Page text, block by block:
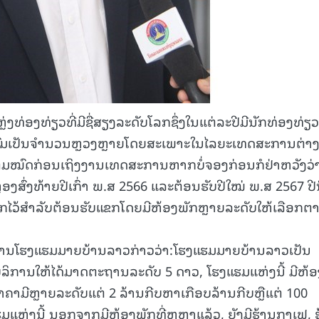
ງທ່ອງທ່ຽວທີ່ມີຊື່ສຽງລະດັບໂລກຊຶ່ງໃນແຕ່ລະປີມີນັກທ່ອງທ່ຽ
ເປັນຈຳນວນຫຼວງຫຼາຍໂດຍສະເພາະໃນໄລຍະເທດສະການຕ່າ
ມໝົດກ່ອນເຖິງງານເທດສະການຫາກບໍ່ຈອງກ່ອນກໍຢ່າຫວັງວ່
ງສົ່ງທ້າຍປີເກົ່າ ພ.ສ 2566 ແລະຕ້ອນຮັບປີໃໝ່ ພ.ສ 2567
ໄວ້ສຳລັບຕ້ອນຮັບແຂກໂດຍມີຫ້ອງພັກຫຼາຍລະດັບໃຫ້ເລືອກຕ
ງແຮມມາຍບ້ານລາວກ່າວວ່າ:ໂຮງແຮມມາຍບ້ານລາວເປັນ
ການໃຫ້ໄດ້ມາດຕະຖານລະດັບ 5 ດາວ, ໂຮງແຮມແຫ່ງນີ້ ມີຫ້
າມີຫຼາຍລະດັບແຕ່ 2 ລ້ານກີບຫາເກືອບລ້ານກີບຫຼືແຕ່ 100
ມແຫ່ງນີ້ ນອກຈາກມີຫ້ອງພັກທີ່ຫຼູຫຼາແລ້ວ, ຍັງມີຮ້ານກາເຟ,